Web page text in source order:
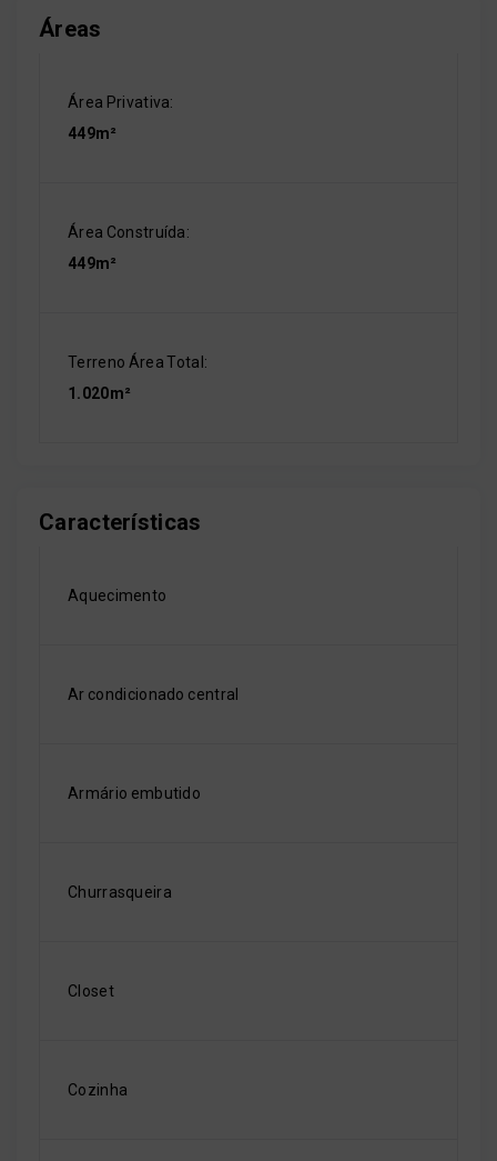
Áreas
Área Privativa:
449m²
Área Construída:
449m²
Terreno Área Total:
1.020m²
Características
Aquecimento
Ar condicionado central
Armário embutido
Churrasqueira
Closet
Cozinha